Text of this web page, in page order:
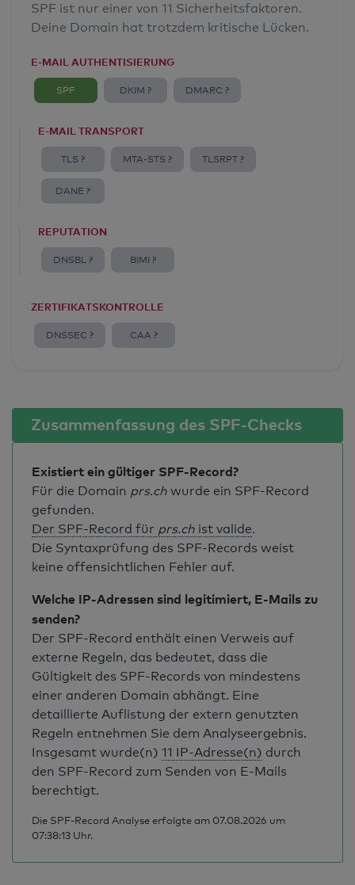
SPF ist nur einer von 11 Sicherheitsfaktoren.
Deine Domain hat trotzdem kritische Lücken.
E-MAIL AUTHENTISIERUNG
SPF DKIM ? DMARC ?
E-MAIL TRANSPORT
TLS ? MTA-STS ? TLSRPT ?
DANE ?
REPUTATION
DNSBL ? BIMI ?
ZERTIFIKATSKONTROLLE
DNSSEC ? CAA ?
Zusammenfassung des SPF-Checks
Existiert ein gültiger SPF-Record?
Für die Domain prs.ch wurde ein SPF-Record
gefunden.
Der SPF-Record für prs.ch ist valide.
Die Syntaxprüfung des SPF-Records weist
keine offensichtlichen Fehler auf.
Welche IP-Adressen sind legitimiert, E-Mails zu
senden?
Der SPF-Record enthält einen Verweis auf
externe Regeln, das bedeutet, dass die
Gültigkeit des SPF-Records von mindestens
einer anderen Domain abhängt. Eine
detaillierte Auflistung der extern genutzten
Regeln entnehmen Sie dem Analyseergebnis.
Insgesamt wurde(n) 11 IP-Adresse(n) durch
den SPF-Record zum Senden von E-Mails
berechtigt.
Die SPF-Record Analyse erfolgte am 07.08.2026 um
07:38:13 Uhr.